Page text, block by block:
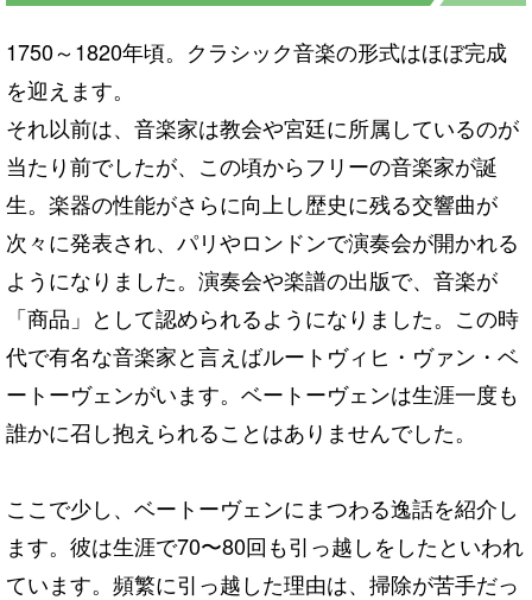
1750～1820年頃。クラシック音楽の形式はほぼ完成
を迎えます。
それ以前は、音楽家は教会や宮廷に所属しているのが
当たり前でしたが、この頃からフリーの音楽家が誕
生。楽器の性能がさらに向上し歴史に残る交響曲が
次々に発表され、パリやロンドンで演奏会が開かれる
ようになりました。演奏会や楽譜の出版で、音楽が
「商品」として認められるようになりました。この時
代で有名な音楽家と言えばルートヴィヒ・ヴァン・ベ
ートーヴェンがいます。ベートーヴェンは生涯一度も
誰かに召し抱えられることはありませんでした。
ここで少し、ベートーヴェンにまつわる逸話を紹介し
ます。彼は生涯で70〜80回も引っ越しをしたといわれ
ています。頻繁に引っ越した理由は、掃除が苦手だっ